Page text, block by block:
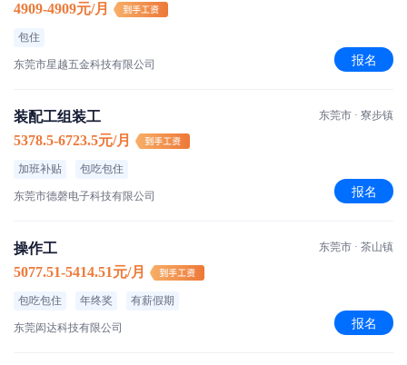
4909-4909元/月
包住
东莞市星越五金科技有限公司 报名
装配工组装工
5378.5-6723.5元/月
加班补贴 包吃包住
东莞市德磬电子科技有限公司
东莞市 · 寮步镇
报名
操作工
5077.51-5414.51元/月
包吃包住 年终奖 有薪假期
东莞闳达科技有限公司
东莞市 · 茶山镇
报名